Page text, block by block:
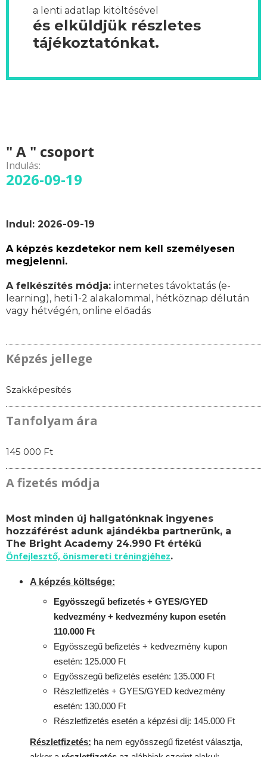
a lenti adatlap kitöltésével
és elküldjük részletes
tájékoztatónkat.
" A " csoport
Indulás:
2026-09-19
Indul: 2026-09-19
A képzés kezdetekor nem kell személyesen
megjelenni.
A felkészítés módja: internetes távoktatás (e-
learning), heti 1-2 alakalommal, hétköznap délután
vagy hétvégén, online előadás
Képzés jellege
Szakképesítés
Tanfolyam ára
145 000 Ft
A fizetés módja
Most minden új hallgatónknak ingyenes
hozzáférést adunk ajándékba partnerünk, a
The Bright Academy 24.990 Ft értékű
Önfejlesztő, önismereti tréningjéhez.
A képzés költsége:
Egyösszegű befizetés + GYES/GYED
kedvezmény + kedvezmény kupon esetén
110.000 Ft
Egyösszegű befizetés + kedvezmény kupon
esetén: 125.000 Ft
Egyösszegű befizetés esetén: 135.000 Ft
Részletfizetés + GYES/GYED kedvezmény
esetén: 130.000 Ft
Részletfizetés esetén a képzési díj: 145.000 Ft
Részletfizetés: ha nem egyösszegű fizetést választja,